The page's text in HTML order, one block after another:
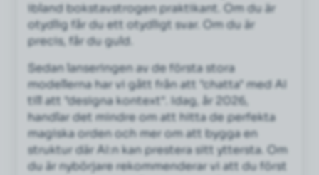
ibland bokstavstrogen praktikant. Om du är
otydlig får du ett otydligt svar. Om du är
precis, får du guld.
Sedan lanseringen av de första stora
modellerna har vi gått från att "chatta" med AI
till att "designa kontext". Idag, år 2026,
handlar det mindre om att hitta de perfekta
magiska orden och mer om att bygga en
struktur där AI:n kan prestera sitt yttersta. Om
du är nybörjare rekommenderar vi att du först